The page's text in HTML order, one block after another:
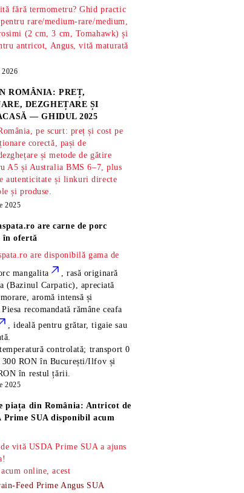
fără termometru? Ghid practic
rare/medium-rare/medium,
(2 cm, 3 cm, Tomahawk) și
antricot, Angus, vită maturată
2026
ROMÂNIA: PREȚ,
DEZGHEȚARE ȘI
— GHIDUL 2025
pe scurt: preț și cost pe
corectă, pași de
și metode de gătire
A5 și Australia BMS 6–7, plus
autenticitate și linkuri directe
și produse.
2025
arecarne de porc
în ofertă
are disponibilă gama de
mangalita
, rasă originară
(Bazinul Carpatic), apreciată
aromă intensă și
recomandată rămâneceafa
, ideală pentru grătar, tigaie sau
controlată; transport 0
300 RON în București/Ilfov și
în restul țării.
2025
piața din România: Antricot de
Prime SUA disponibil acum
vită USDA Prime SUA a ajuns
online, acest
Feed Prime Angus SUA